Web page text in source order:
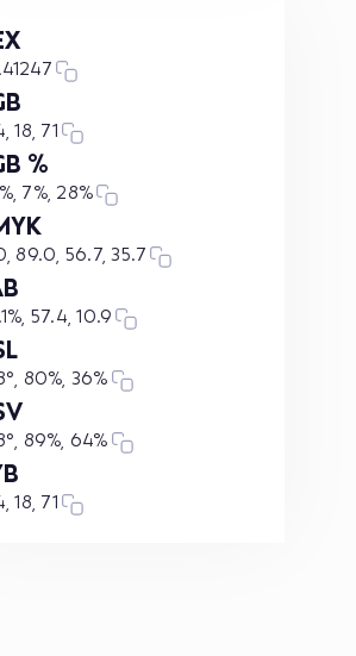
18, 71
%
7%, 28%
89.0, 56.7, 35.7
57.4, 10.9
80%, 36%
89%, 64%
18, 71